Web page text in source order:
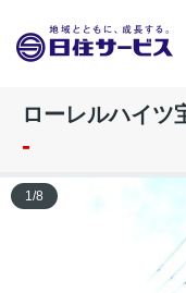
ローレルハイツ
-
1/8